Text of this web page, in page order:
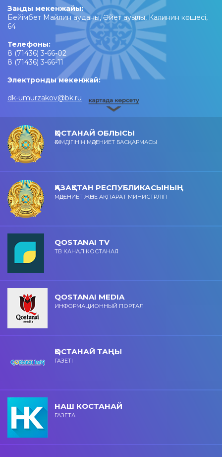
Заңды мекенжайы:
Бейімбет Майлин ауданы, Әйет ауылы, Калинин көшесі,
64
Телефоны:
8 (71436) 3-66-02
8 (71436) 3-66-11
Электронды мекенжай:
dk-umurzakov@bk.ru
ҚОСТАНАЙ ОБЛЫСЫ
ӘКІМДІГІНІҢ МӘДЕНИЕТ БАСҚАРМАСЫ
ҚАЗАҚСТАН РЕСПУБЛИКАСЫНЫҢ
МӘДЕНИЕТ ЖӘНЕ АҚПАРАТ МИНИСТРЛІГІ
QOSTANAI TV
ТВ КАНАЛ КОСТАНАЯ
QOSTANAI MEDIA
ИНФОРМАЦИОННЫЙ ПОРТАЛ
ҚОСТАНАЙ ТАҢЫ
ГАЗЕТІ
НАШ КОСТАНАЙ
ГАЗЕТА